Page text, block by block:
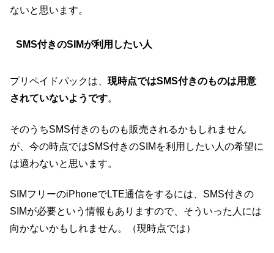
ないと思います。
SMS付きのSIMが利用したい人
プリペイドパックは、 現時点ではSMS付きのものは用意
されていないようです。
そのうちSMS付きのものも販売されるかもしれません
が、今の時点ではSMS付きのSIMを利用したい人の希望に
は適わないと思います。
SIMフリーのiPhoneでLTE通信をするには、SMS付きの
SIMが必要という情報もありますので、そういった人には
向かないかもしれません。（現時点では）